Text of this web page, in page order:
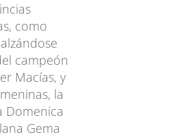
como
campeón
Macías, y
la
Domenica
Gema